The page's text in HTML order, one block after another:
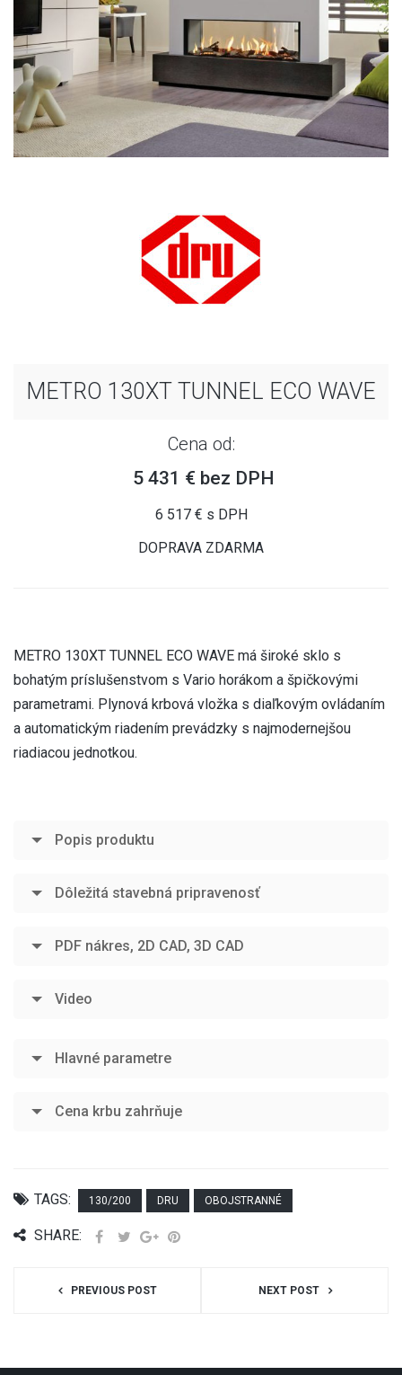
METRO 130XT TUNNEL ECO WAVE
Cena od:
5 431 € bez DPH
6 517 € s DPH
DOPRAVA ZDARMA
METRO 130XT TUNNEL ECO WAVE má široké sklo s
bohatým príslušenstvom s Vario horákom a špičkovými
parametrami. Plynová krbová vložka s diaľkovým ovládaním
a automatickým riadením prevádzky s najmodernejšou
riadiacou jednotkou.
Popis produktu
Dôležitá stavebná pripravenosť
PDF nákres, 2D CAD, 3D CAD
Video
Hlavné parametre
Cena krbu zahrňuje
TAGS: 130/200 DRU OBOJSTRANNÉ
SHARE:
PREVIOUS POST NEXT POST